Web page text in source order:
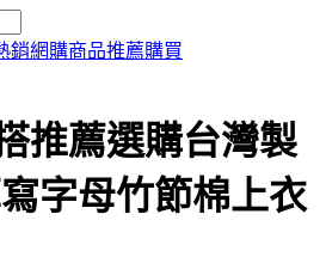
銷網購商品推薦購買
推薦選購台灣製
字母竹節棉上衣